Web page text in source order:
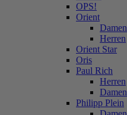
OPS!
Orient
Damen
Herren
Orient Star
Oris
Paul Rich
Herren
Damen
Philipp Plein